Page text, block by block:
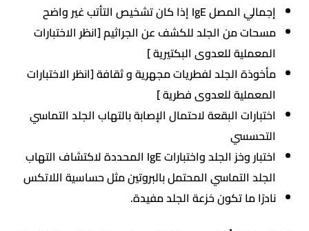
إجمالي المصل IgE إذا كان تشخيص التأتب غير واضح
مسحات من الجلد للكشف عن الجراثيم [انظر الاختبارات
المعملية للعدوى البكتيرية ]
مأخوذة الجلد لفطريات مجهرية و ثقافة [انظر الاختبارات
المعملية للعدوى فطرية ]
اختبارات البقعة لاحتمال الإصابة بالتهاب الجلد التماسي
التحسسي
اختبار وخز الجلد واختبارات IgE المحددة لاكتشاف التهاب
الجلد التماسي المحتمل بالبروتين مثل حساسية اللاتكس
نادرًا ما تكون خزعة الجلد مفيدة.